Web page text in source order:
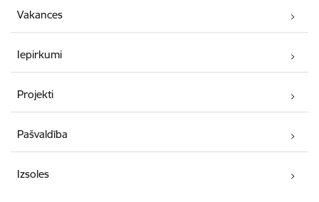
Vakances
Iepirkumi
Projekti
Pašvaldība
Izsoles